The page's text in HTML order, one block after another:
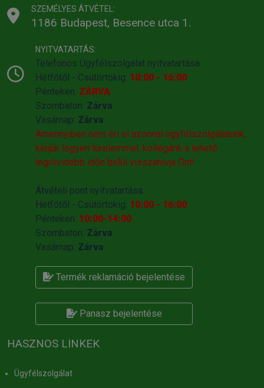
SZEMÉLYES ÁTVÉTEL:
1186 Budapest, Besence utca 1.
NYITVATARTÁS:
Telefonos Ügyfélszolgálat nyitvatartása:
Hétfőtől - Csütörtökig: 10:00 - 16:00
Pénteken: ZÁRVA
Szombaton: Zárva
Vasárnap: Zárva
Amennyiben nem éri el azonnal ügyfélszolgálatunk,
kérjük legyen türelemmel, kollégánk a lehető
legrövidebb időn belül visszahivja Önt!
Átvételi pont nyitvatartása:
Hétfőtől - Csütörtökig: 10:00 - 16:00
Pénteken: 10:00-14:00
Szombaton: Zárva
Vasárnap: Zárva
Termék reklamáció bejelentése
Panasz bejelentése
HASZNOS LINKEK
Ügyfélszolgálat